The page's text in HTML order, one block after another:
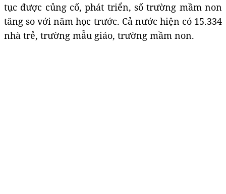
tục được củng cố, phát triển, số trường mầm non
tăng so với năm học trước. Cả nước hiện có 15.334
nhà trẻ, trường mẫu giáo, trường mầm non.